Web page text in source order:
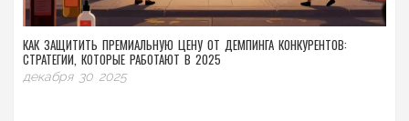
КАК ЗАЩИТИТЬ ПРЕМИАЛЬНУЮ ЦЕНУ ОТ ДЕМПИНГА КОНКУРЕНТОВ:
СТРАТЕГИИ, КОТОРЫЕ РАБОТАЮТ В 2025
декабря 30 2025